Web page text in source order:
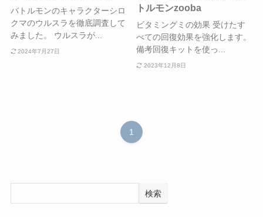
バトルモンのキャラクターシロ
クマのウルスラを徹底調査して
みました。 ウルスラが...
2024年7月27日
トルモンzooba
ビタミングミの効果 受けたす
べての回復効果を強化します。
備考回復キットを使っ...
2023年12月8日
1
検索